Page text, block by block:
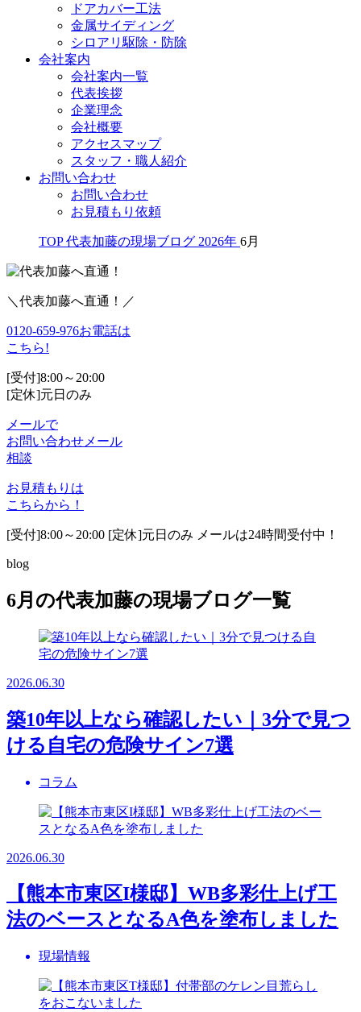
ドアカバー工法
金属サイディング
シロアリ駆除・防除
会社案内
会社案内一覧
代表挨拶
企業理念
会社概要
アクセスマップ
スタッフ・職人紹介
お問い合わせ
お問い合わせ
お見積もり依頼
TOP 代表加藤の現場ブログ 2026年 6月
＼代表加藤へ直通！／
0120-659-976お電話は
こちら!
[受付]8:00～20:00
[定休]元日のみ
メールで
お問い合わせ メール
相談
お見積もりは
こちらから！
[受付]8:00～20:00 [定休]元日のみ メールは24時間受付中！
blog
6月の代表加藤の現場ブログ一覧
2026.06.30
築10年以上なら確認したい｜3分で見つ
ける自宅の危険サイン7選
コラム
2026.06.30
【熊本市東区I様邸】WB多彩仕上げ工
法のベースとなるA色を塗布しました
現場情報